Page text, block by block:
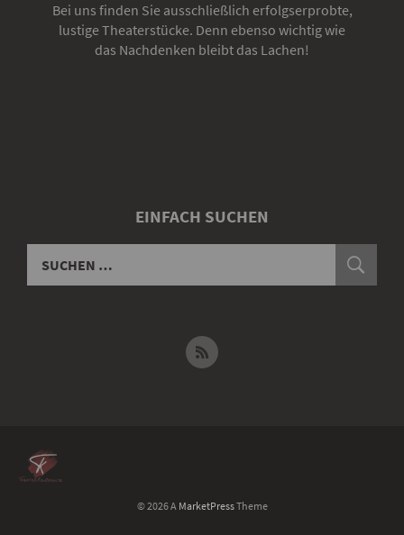
Bei uns finden Sie ausschließlich erfolgserprobte,
lustige Theaterstücke. Denn ebenso wichtig wie
das Nachdenken bleibt das Lachen!
EINFACH SUCHEN
© 2026 A MarketPressTheme